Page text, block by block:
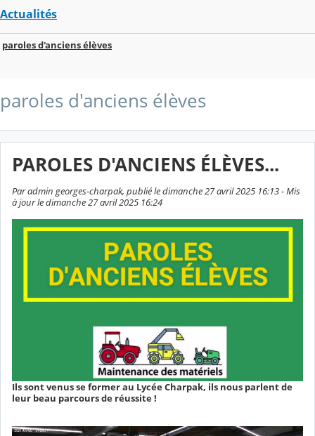
Actualités
paroles d'anciens élèves
paroles d'anciens élèves
PAROLES D'ANCIENS ÉLÈVES...
Par admin georges-charpak, publié le dimanche 27 avril 2025 16:13 - Mis
à jour le dimanche 27 avril 2025 16:24
Ils sont venus se former au Lycée Charpak, ils nous parlent de
leur beau parcours de réussite !